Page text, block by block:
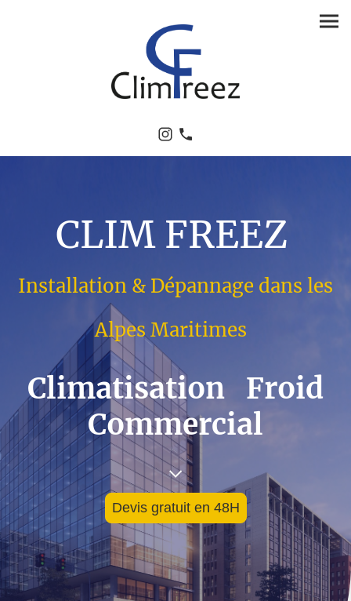
CLIM FREEZ
Installation & Dépannage dans les
Alpes Maritimes
Climatisation Froid
Commercial
Devis gratuit en 48H